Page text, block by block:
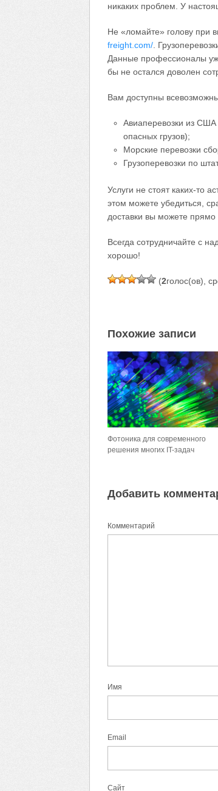
никаких проблем. У
Не «ломайте» голову при
freight.com/.
Данные профессионалы
бы не остался доволен
Вам доступны
Авиаперевозки из США
опасных грузов);
Морские перевозки
Грузоперевозки по
Услуги не стоят каких-то
этом можете убедиться,
доставки вы можете
Всегда сотрудничайте с
хорошо!
(2голос(ов),
Похожие записи
Фотоника для современного
решения многих IT-задач
Добавить
Комментарий
Имя
Email
Сайт